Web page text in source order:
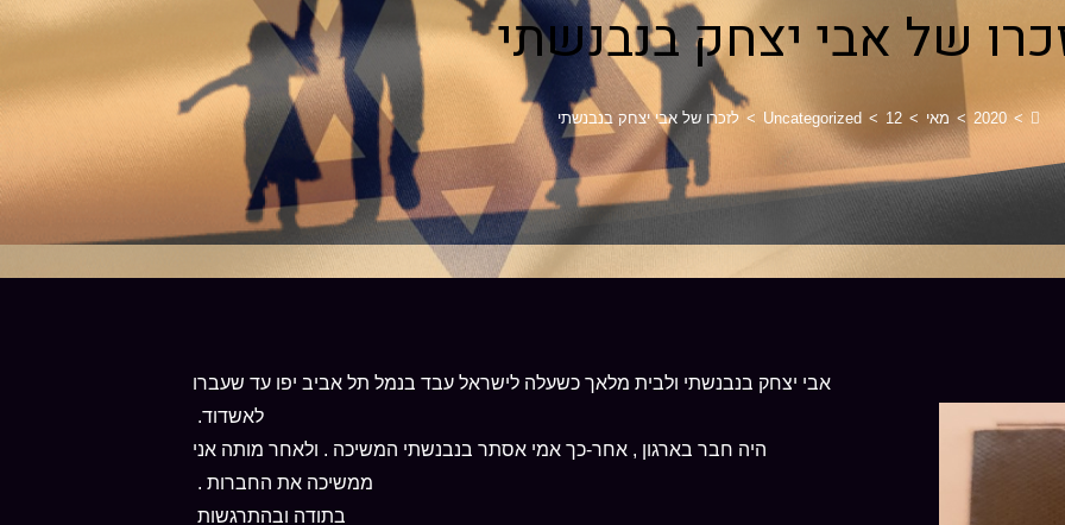
של אבי יצחק בנבנשתי
>
2020
> מאי >
12
>
Uncategorized
> לזכרו של אבי יצחק בנבנשתי
אבי יצחק בנבנשתי ולבית מלאך כשעלה לישראל עבד בנמל תל אביב יפו עד שעברו
לאשדוד.
היה חבר בארגון , אחר-כך אמי אסתר בנבנשתי המשיכה . ולאחר מותה אני
ממשיכה את החברות .
בתודה ובהתרגשות